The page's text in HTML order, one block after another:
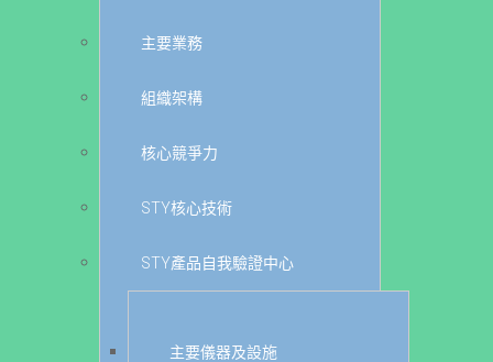
主要業務
組織架構
核心競爭力
STY核心技術
STY產品自我驗證中心
主要儀器及設施